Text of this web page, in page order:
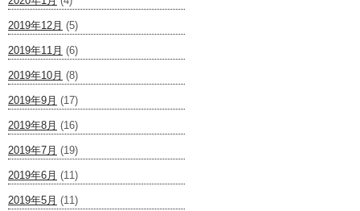
2019年12月 (5)
2019年11月 (6)
2019年10月 (8)
2019年9月 (17)
2019年8月 (16)
2019年7月 (19)
2019年6月 (11)
2019年5月 (11)